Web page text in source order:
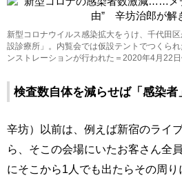
新型コロナウイルス感染拡大をうけ、千代田
設診療所」。内覧会では仮設テントでつくら
ンストレーションが行われた＝2020年4月22
検査数自体を減らせば「感染者
辛坊）以前は、例えば新宿のライ
ら、そこの会場にいたお客さん全
にそこから1人でも出たらその周